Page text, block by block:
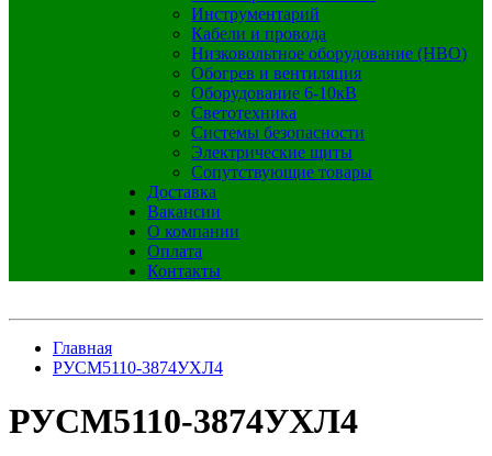
Инструментарий
Кабели и провода
Низковольтное оборудование (НВО)
Обогрев и вентиляция
Оборудование 6-10кВ
Светотехника
Системы безопасности
Электрические щиты
Сопутствующие товары
Доставка
Вакансии
О компании
Оплата
Контакты
Главная
РУСМ5110-3874УХЛ4
РУСМ5110-3874УХЛ4